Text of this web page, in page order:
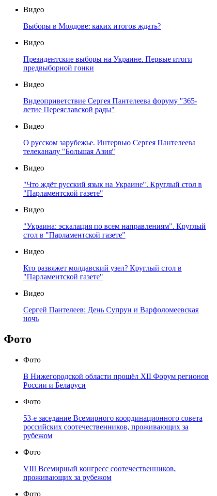
Видео
Выборы в Молдове: каких итогов ждать?
Видео
Президентские выборы на Украине. Первые итоги
предвыборной гонки
Видео
Видеоприветствие Сергея Пантелеева форуму "365-
летие Переяславской рады"
Видео
О русском зарубежье. Интервью Сергея Пантелеева
телеканалу "Большая Азия"
Видео
"Что ждёт русский язык на Украине". Круглый стол в
"Парламентской газете"
Видео
"Украина: эскалация по всем направлениям". Круглый
стол в "Парламентской газете"
Видео
Кто развяжет молдавский узел? Круглый стол в
"Парламентской газете"
Видео
Сергей Пантелеев: День Супрун и Варфоломеевская
ночь
Фото
Фото
В Нижегородской области прошёл XII Форум регионов
России и Беларуси
Фото
53-е заседание Всемирного координационного совета
российских соотечественников, проживающих за
рубежом
Фото
VIII Всемирный конгресс соотечественников,
проживающих за рубежом
Фото